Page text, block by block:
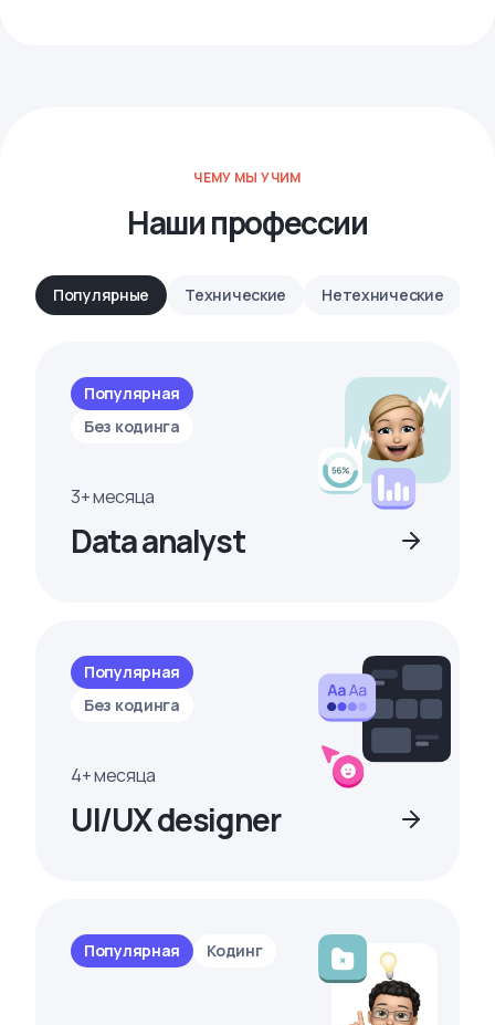
ЧЕМУ МЫ УЧИМ
Наши профессии
Популярные Технические Нетехнические
Популярная
Без кодинга
3+ месяца
Data analyst
Популярная
Без кодинга
4+ месяца
UI/UX designer
Популярная Кодинг